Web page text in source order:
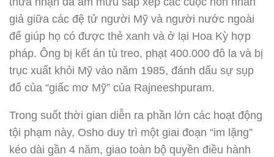
giả giữa các đệ tử người Mỹ và người nước ngoài
để giúp họ có được thẻ xanh và ở lại Hoa Kỳ hợp
pháp. Ông bị kết án tù treo, phạt 400.000 đô la và bị
trục xuất khỏi Mỹ vào năm 1985, đánh dấu sự sụp
đổ của “giấc mơ Mỹ” của Rajneeshpuram.
Trong suốt thời gian diễn ra phần lớn các hoạt động
tội phạm này, Osho duy trì một giai đoạn “im lặng”
kéo dài gần 4 năm, giao toàn bộ quyền điều hành